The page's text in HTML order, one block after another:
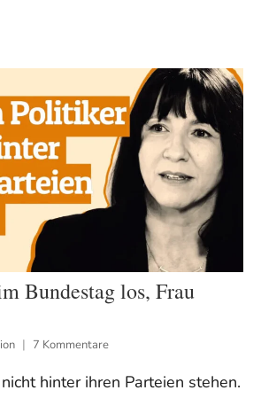
Bundestag los, Frau
7 Kommentare
hinter ihren Parteien stehen.